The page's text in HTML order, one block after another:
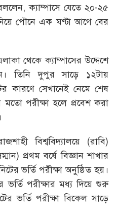
ক্যাম্পাসে যেতে ২০-২৫
পৌনে এক ঘণ্টা আগে বের
থেকে ক্যাম্পাসের উদ্দেশে
তিনি দুপুর সাড়ে ১২টায়
কারণে সেখানেই নেমে শেষ
পরীক্ষা হলে প্রবেশ করা
বিশ্ববিদ্যালয়ে (রাবি)
প্রথম বর্ষে বিজ্ঞান শাখার
ভর্তি পরীক্ষা অনুষ্ঠিত হয়।
পরীক্ষার মধ্য দিয়ে শুরু
ভর্তি পরীক্ষা বিকেল সাড়ে